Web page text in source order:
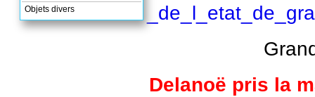
Delanoë pris la
Objets divers